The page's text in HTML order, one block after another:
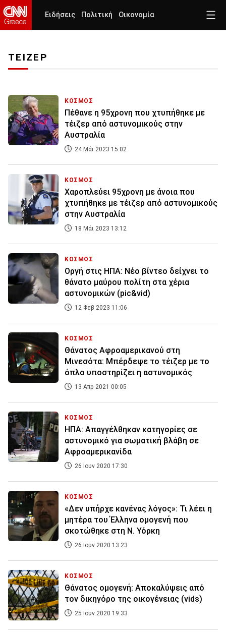
Ειδήσεις Πολιτική Οικονομία
ΤΕΙΖΕΡ
ΚΟΣΜΟΣ
Πέθανε η 95χρονη που χτυπήθηκε με
τέιζερ από αστυνομικούς στην
Αυστραλία
24 Μάι 2023 15:02
ΚΟΣΜΟΣ
Χαροπλεύει 95χρονη με άνοια που
χτυπήθηκε με τέιζερ από αστυνομικούς
στην Αυστραλία
18 Μάι 2023 13:12
ΚΟΣΜΟΣ
Οργή στις ΗΠΑ: Νέο βίντεο δείχνει το
θάνατο μαύρου πολίτη στα χέρια
αστυνομικών (pic&vid)
12 Φεβ 2023 11:06
ΚΟΣΜΟΣ
Θάνατος Αφροαμερικανού στη
Μινεσότα: Μπέρδεψε το τέιζερ με το
όπλο υποστηρίζει η αστυνομικός
13 Απρ 2021 00:05
ΚΟΣΜΟΣ
ΗΠΑ: Απαγγέλθηκαν κατηγορίες σε
αστυνομικό για σωματική βλάβη σε
Αφροαμερικανίδα
26 Ιουν 2020 17:30
ΚΟΣΜΟΣ
«Δεν υπήρχε κανένας λόγος»: Τι λέει η
μητέρα του Έλληνα ομογενή που
σκοτώθηκε στη Ν. Υόρκη
26 Ιουν 2020 13:23
ΚΟΣΜΟΣ
Θάνατος ομογενή: Αποκαλύψεις από
τον δικηγόρο της οικογένειας (vids)
25 Ιουν 2020 19:33